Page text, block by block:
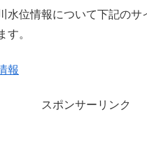
水位情報について下記のサ
す。
報
スポンサーリンク